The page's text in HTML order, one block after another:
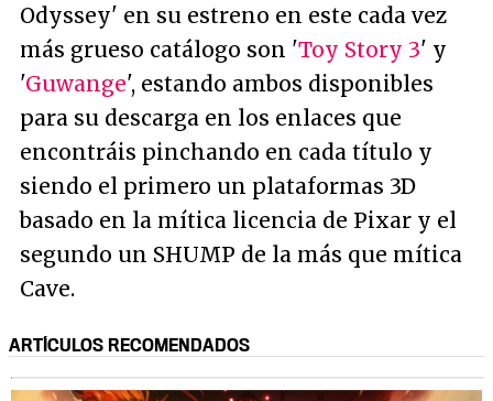
Odyssey' en su estreno en este cada vez
más grueso catálogo son 'Toy Story 3' y
'Guwange', estando ambos disponibles
para su descarga en los enlaces que
encontráis pinchando en cada título y
siendo el primero un plataformas 3D
basado en la mítica licencia de Pixar y el
segundo un SHUMP de la más que mítica
Cave.
ARTÍCULOS RECOMENDADOS